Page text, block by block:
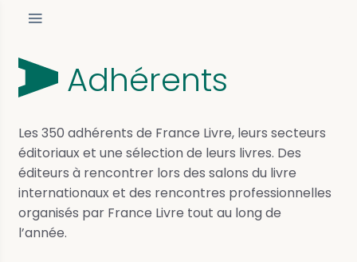
Adhérents
Les 350 adhérents de France Livre, leurs secteurs
éditoriaux et une sélection de leurs livres. Des
éditeurs à rencontrer lors des salons du livre
internationaux et des rencontres professionnelles
organisés par France Livre tout au long de
l’année.